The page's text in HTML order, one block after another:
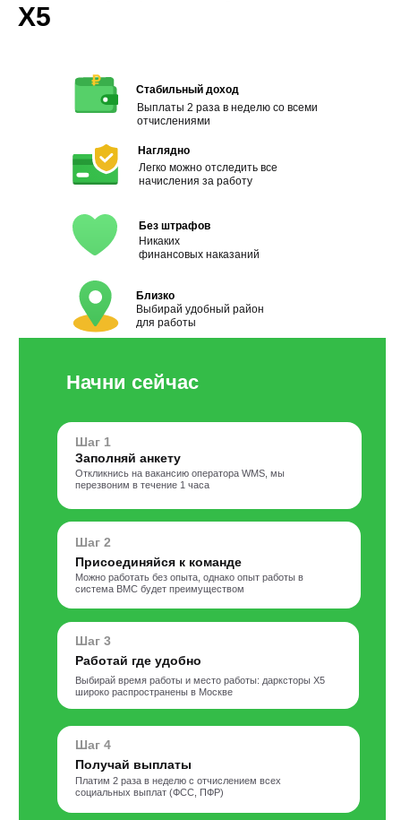
Х5
Стабильный доход
Выплаты 2 раза в неделю со всеми
отчислениями
Наглядно
Легко можно отследить все
начисления за работу
Без штрафов
Никаких
финансовых наказаний
Близко
Выбирай удобный район
для работы
Начни сейчас
Шаг 1
Заполняй анкету
Откликнись на вакансию оператора WMS, мы
перезвоним в течение 1 часа
Шаг 2
Присоединяйся к команде
Можно работать без опыта, однако опыт работы в
система ВМС будет преимуществом
Шаг 3
Работай где удобно
Выбирай время работы и место работы: дарксторы Х5
широко распространены в Москве
Шаг 4
Получай выплаты
Платим 2 раза в неделю с отчислением всех
социальных выплат (ФСС, ПФР)